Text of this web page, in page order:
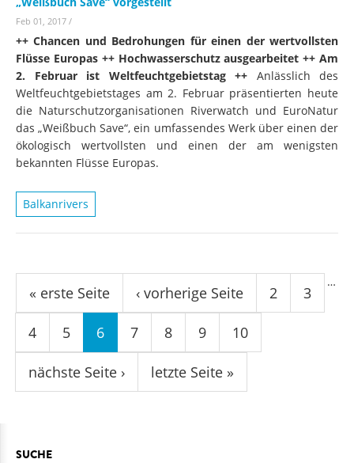
Feb 01, 2017 /
++ Chancen und Bedrohungen für einen der wertvollsten
Flüsse Europas ++ Hochwasserschutz ausgearbeitet ++ Am
2. Februar ist Weltfeuchtgebietstag ++ Anlässlich des
Weltfeuchtgebietstages am 2. Februar präsentierten heute
die Naturschutzorganisationen Riverwatch und EuroNatur
das „Weißbuch Save“, ein umfassendes Werk über einen der
ökologisch wertvollsten und einen der am wenigsten
bekannten Flüsse Europas.
Balkanrivers
Seiten
« erste Seite ‹ vorherige Seite
…
2 3
4 5 6 7 8 9 10
nächste Seite › letzte Seite »
SUCHE